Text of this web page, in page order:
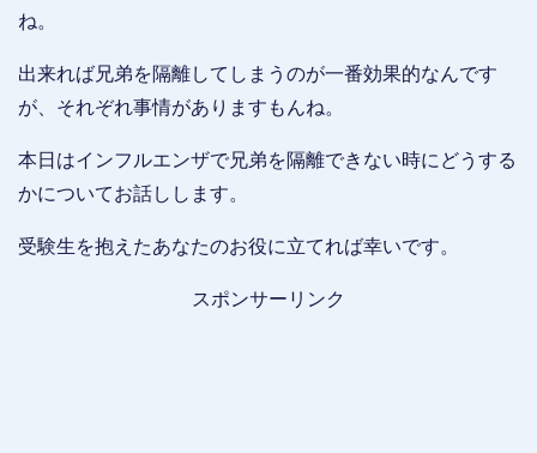
ね。
出来れば兄弟を隔離してしまうのが一番効果的なんです
が、それぞれ事情がありますもんね。
本日はインフルエンザで兄弟を隔離できない時にどうする
かについてお話しします。
受験生を抱えたあなたのお役に立てれば幸いです。
スポンサーリンク